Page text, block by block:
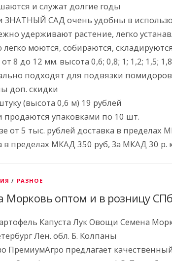
и служат долгие годы
ЗНАТНЫЙ САД очень удобны в
удерживают растение, легко
моются, собираются,
8 до 12 мм. высота 0,6; 0,8; 1; 1,2; 1,5;
подходят для подвязки помидоров
доп. скидки
(высота 0,6 м) 19 рублей
упаковками по 10 шт.
от 5 тыс. рублей доставка в пределах
в пределах МКАД 350 руб, За МКАД 30 р.
/ РАЗНОЕ
Морковь оптом и в розницу
Капуста Лук Овощи Семена
Лен. обл. Б. Колпаны
ПремиумАгро предлагает